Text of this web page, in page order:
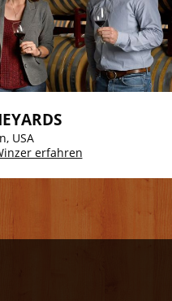
USA
erfahren